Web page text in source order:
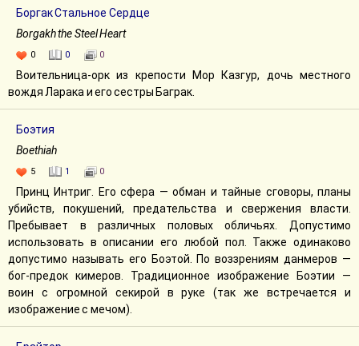
Боргак Стальное Сердце
Borgakh the Steel Heart
0 0 0
Воительница-орк из крепости Мор Казгур, дочь местного
вождя Ларака и его сестры Баграк.
Боэтия
Boethiah
5 1 0
Принц Интриг. Его сфера — обман и тайные сговоры, планы
убийств, покушений, предательства и свержения власти.
Пребывает в различных половых обличьях. Допустимо
использовать в описании его любой пол. Также одинаково
допустимо называть его Боэтой. По воззрениям данмеров —
бог-предок кимеров. Традиционное изображение Боэтии —
воин с огромной секирой в руке (так же встречается и
изображение с мечом).